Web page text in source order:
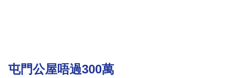
屯門公屋唔過300萬